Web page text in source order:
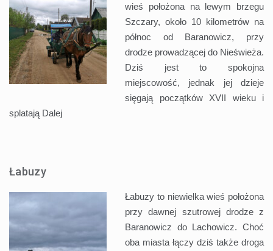
wieś położona na lewym brzegu
Szczary, około 10 kilometrów na
północ od Baranowicz, przy
drodze prowadzącej do Nieświeża.
Dziś jest to spokojna
miejscowość, jednak jej dzieje
sięgają początków XVII wieku i
splatają Dalej
Łabuzy
Łabuzy to niewielka wieś położona
przy dawnej szutrowej drodze z
Baranowicz do Lachowicz. Choć
oba miasta łączy dziś także droga